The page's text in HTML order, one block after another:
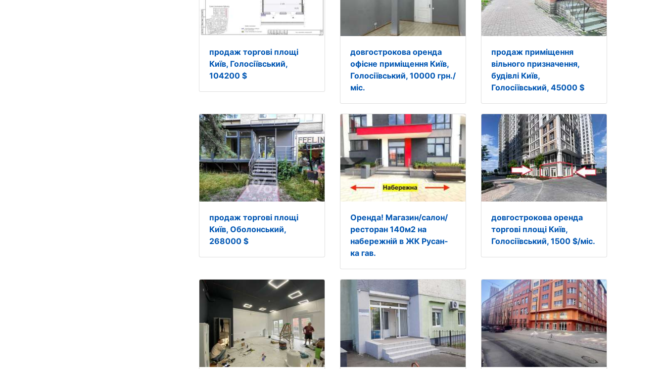
продаж торгові площі
Київ, Голосіївський,
104200 $
довгострокова оренда
офісне приміщення Київ,
Голосіївський, 10000 грн./
міс.
продаж приміщення
вільного призначення,
будівлі Київ,
Голосіївський, 45000 $
продаж торгові площі
Київ, Оболонський,
268000 $
Оренда! Магазин/салон/
ресторан 140м2 на
набережній в ЖК Русан-
ка гав.
довгострокова оренда
торгові площі Київ,
Голосіївський, 1500 $/міс.